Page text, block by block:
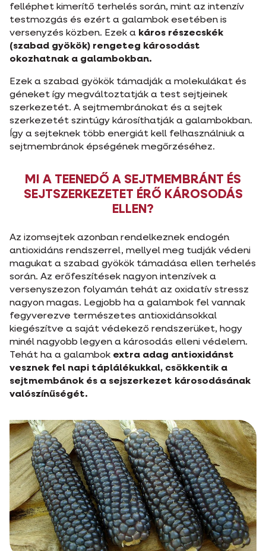
felléphet kimerítő terhelés során, mint az intenzív
testmozgás és ezért a galambok esetében is
versenyzés közben. Ezek a káros részecskék
(szabad gyökök) rengeteg károsodást
okozhatnak a galambokban.
Ezek a szabad gyökök támadják a molekulákat és
géneket így megváltoztatják a test sejtjeinek
szerkezetét. A sejtmembránokat és a sejtek
szerkezetét szintúgy károsíthatják a galambokban.
Így a sejteknek több energiát kell felhasználniuk a
sejtmembránok épségének megőrzéséhez.
MI A TEENEDŐ A SEJTMEMBRÁNT ÉS
SEJTSZERKEZETET ÉRŐ KÁROSODÁS
ELLEN?
Az izomsejtek azonban rendelkeznek endogén
antioxidáns rendszerrel, mellyel meg tudják védeni
magukat a szabad gyökök támadása ellen terhelés
során. Az erőfeszítések nagyon intenzívek a
versenyszezon folyamán tehát az oxidatív stressz
nagyon magas. Legjobb ha a galambok fel vannak
fegyverezve természetes antioxidánsokkal
kiegészítve a saját védekező rendszerüket, hogy
minél nagyobb legyen a károsodás elleni védelem.
Tehát ha a galambok extra adag antioxidánst
vesznek fel napi táplálékukkal, csökkentik a
sejtmembánok és a sejszerkezet károsodásának
valószínűségét.